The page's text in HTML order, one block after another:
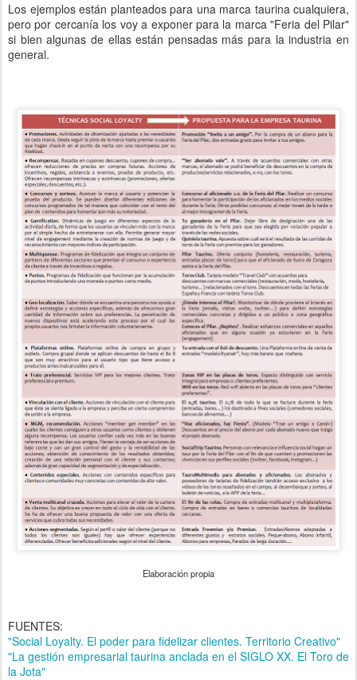
Los ejemplos están planteados para una marca taurina cualquiera,
pero por cercanía los voy a exponer para la marca "Feria del Pilar"
si bien algunas de ellas están pensadas más para la industria en
general.
Elaboración propia
FUENTES:
"Social Loyalty. El poder para fidelizar clientes. Territorio Creativo"
"La gestión empresarial taurina anclada en el SIGLO XX. El Toro de
la Jota"